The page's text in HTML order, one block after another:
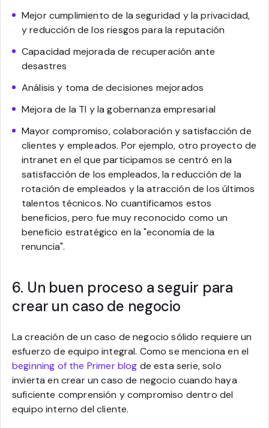
Mejor cumplimiento de la seguridad y la privacidad,
y reducción de los riesgos para la reputación
Capacidad mejorada de recuperación ante
desastres
Análisis y toma de decisiones mejorados
Mejora de la TI y la gobernanza empresarial
Mayor compromiso, colaboración y satisfacción de
clientes y empleados. Por ejemplo, otro proyecto de
intranet en el que participamos se centró en la
satisfacción de los empleados, la reducción de la
rotación de empleados y la atracción de los últimos
talentos técnicos. No cuantificamos estos
beneficios, pero fue muy reconocido como un
beneficio estratégico en la "economía de la
renuncia".
6. Un buen proceso a seguir para
crear un caso de negocio
La creación de un caso de negocio sólido requiere un
esfuerzo de equipo integral. Como se menciona en el
beginning of the Primer blog de esta serie, solo
invierta en crear un caso de negocio cuando haya
suficiente comprensión y compromiso dentro del
equipo interno del cliente.